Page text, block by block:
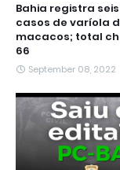
Bahia registra
casos de varíola
macacos; total
66
September 08, 2022